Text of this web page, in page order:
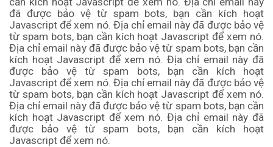
đã được bảo vệ từ spam bots, bạn cần kích hoạt
Javascript để xem nó. Địa chỉ email này đã được bảo vệ
từ spam bots, bạn cần kích hoạt Javascript để xem nó.
Địa chỉ email này đã được bảo vệ từ spam bots, bạn cần
kích hoạt Javascript để xem nó. Địa chỉ email này đã
được bảo vệ từ spam bots, bạn cần kích hoạt
Javascript để xem nó. Địa chỉ email này đã được bảo vệ
từ spam bots, bạn cần kích hoạt Javascript để xem nó.
Địa chỉ email này đã được bảo vệ từ spam bots, bạn cần
kích hoạt Javascript để xem nó. Địa chỉ email này đã
được bảo vệ từ spam bots, bạn cần kích hoạt
Javascript để xem nó.